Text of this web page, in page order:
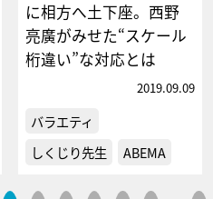
に相方へ土下座。西野
亮廣がみせた“スケール
桁違い”な対応とは
2019.09.09
バラエティ
しくじり先生
ABEMA